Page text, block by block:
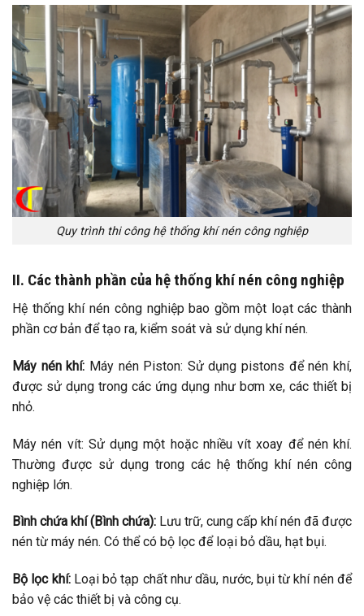
Quy trình thi công hệ thống khí nén công nghiệp
II. Các thành phần của hệ thống khí nén công nghiệp
Hệ thống khí nén công nghiệp bao gồm một loạt các thành
phần cơ bản để tạo ra, kiểm soát và sử dụng khí nén.
Máy nén khí: Máy nén Piston: Sử dụng pistons để nén khí,
được sử dụng trong các ứng dụng như bơm xe, các thiết bị
nhỏ.
Máy nén vít: Sử dụng một hoặc nhiều vít xoay để nén khí.
Thường được sử dụng trong các hệ thống khí nén công
nghiệp lớn.
Bình chứa khí (Bình chứa): Lưu trữ, cung cấp khí nén đã được
nén từ máy nén. Có thể có bộ lọc để loại bỏ dầu, hạt bụi.
Bộ lọc khí: Loại bỏ tạp chất như dầu, nước, bụi từ khí nén để
bảo vệ các thiết bị và công cụ.